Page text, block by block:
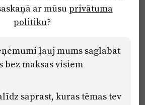
un noturības mehānisma plāna
virziena “Uzņēmumu digitālā
ar mūsuprivātuma
politiku?
ļauj mums saglabāt
bez maksas visiem
saprast, kuras tēmas tev